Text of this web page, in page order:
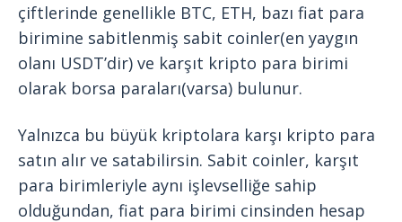
çiftlerinde genellikle BTC, ETH, bazı fiat para
birimine sabitlenmiş sabit coinler(en yaygın
olanı USDT’dir) ve karşıt kripto para birimi
olarak borsa paraları(varsa) bulunur.
Yalnızca bu büyük kriptolara karşı kripto para
satın alır ve satabilirsin. Sabit coinler, karşıt
para birimleriyle aynı işlevselliğe sahip
olduğundan, fiat para birimi cinsinden hesap